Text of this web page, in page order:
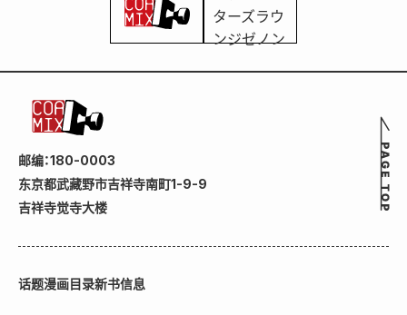
邮编：180-0003
东京都武藏野市吉祥寺南町1-9-9
吉祥寺觉寺大楼
话题漫画目录新书信息